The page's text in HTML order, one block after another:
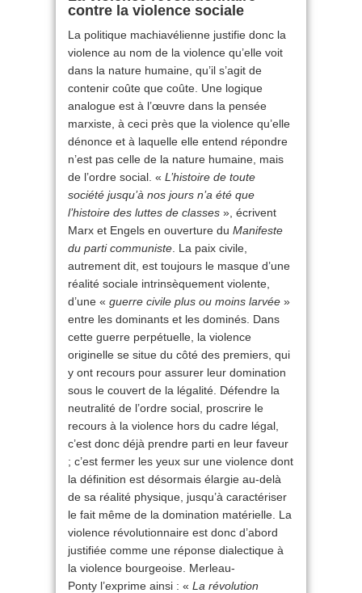
contre la violence sociale
La politique machiavélienne justifie donc la
violence au nom de la violence qu’elle voit
dans la nature humaine, qu’il s’agit de
contenir coûte que coûte. Une logique
analogue est à l’œuvre dans la pensée
marxiste, à ceci près que la violence qu’elle
dénonce et à laquelle elle entend répondre
n’est pas celle de la nature humaine, mais
de l’ordre social. « L’histoire de toute
société jusqu’à nos jours n’a été que
l’histoire des luttes de classes », écrivent
Marx et Engels en ouverture du Manifeste
du parti communiste . La paix civile,
autrement dit, est toujours le masque d’une
réalité sociale intrinsèquement violente,
d’une « guerre civile plus ou moins larvée »
entre les dominants et les dominés. Dans
cette guerre perpétuelle, la violence
originelle se situe du côté des premiers, qui
y ont recours pour assurer leur domination
sous le couvert de la légalité. Défendre la
neutralité de l’ordre social, proscrire le
recours à la violence hors du cadre légal,
c’est donc déjà prendre parti en leur faveur
; c’est fermer les yeux sur une violence dont
la définition est désormais élargie au-delà
de sa réalité physique, jusqu’à caractériser
le fait même de la domination matérielle. La
violence révolutionnaire est donc d’abord
justifiée comme une réponse dialectique à
la violence bourgeoise. Merleau-
Ponty l’exprime ainsi : « La révolution